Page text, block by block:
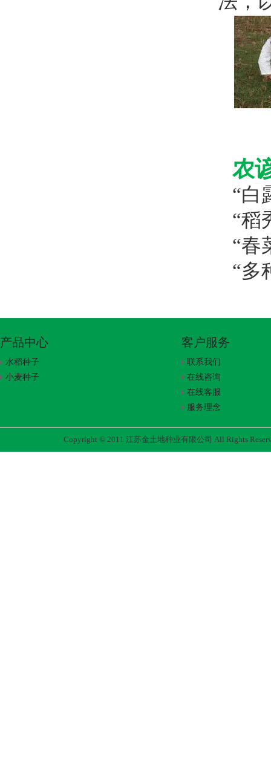
农
“白
“稻
“春
“多
产品中心
水稻种子
小麦种子
客户服务
联系我们
在线咨询
在线客服
服务理念
Copyright © 2011 江苏金土地种业有限公司 All Rights